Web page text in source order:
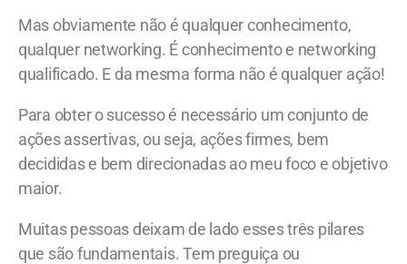
Mas obviamente não é qualquer conhecimento,
qualquer networking. É conhecimento e networking
qualificado. E da mesma forma não é qualquer ação!
Para obter o sucesso é necessário um conjunto de
ações assertivas, ou seja, ações firmes, bem
decididas e bem direcionadas ao meu foco e objetivo
maior.
Muitas pessoas deixam de lado esses três pilares
que são fundamentais. Tem preguiça ou